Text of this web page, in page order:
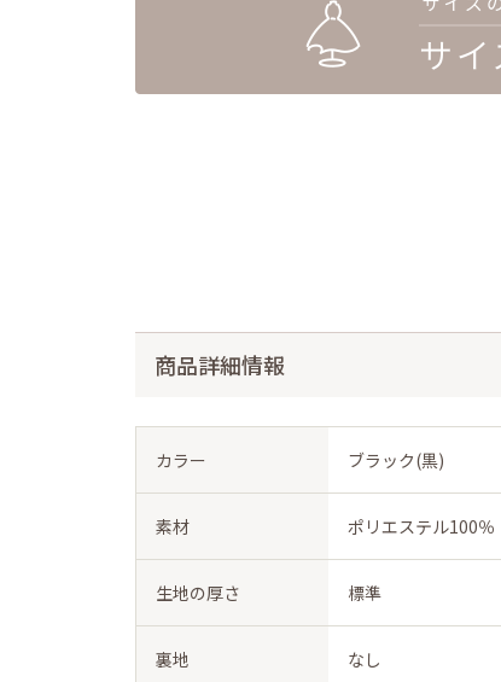
商品詳細情報
カラー ブラック(黒)
素材 ポリエステル100％
生地の厚さ 標準
裏地 なし